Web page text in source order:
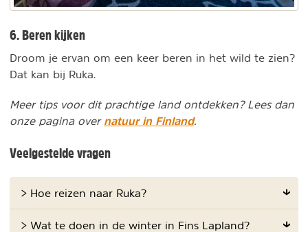
6. Beren kijken
Droom je ervan om een keer beren in het wild te zien?
Dat kan bij Ruka.
Meer tips voor dit prachtige land ontdekken? Lees dan
onze pagina over natuur in Finland.
Veelgestelde vragen
> Hoe reizen naar Ruka?
> Wat te doen in de winter in Fins Lapland?